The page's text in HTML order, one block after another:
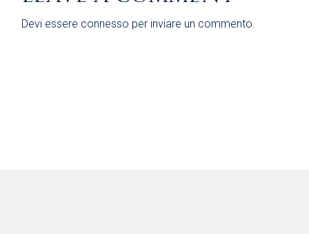
Devi essere connesso per inviare un commento.